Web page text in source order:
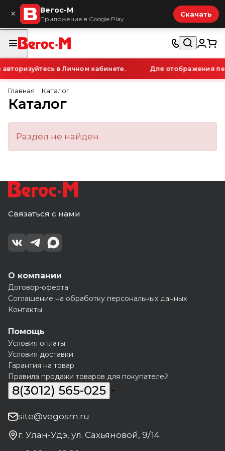
× Вегос-М
Приложение в Google Play
Скачать
в Личном кабинете. Для отображения
Главная Каталог
Каталог
Раздел не найден
Связаться с нами
О компании
Договор-оферта
Соглашение на обработку персональных данных
Контакты
Помощь
Условия оплаты
Условия доставки
Гарантия на товар
Правила продажи товаров для покупателей
8(3012) 565-025
site@vegosm.ru
г. Улан-Удэ, ул. Сахьяновой, 9/14